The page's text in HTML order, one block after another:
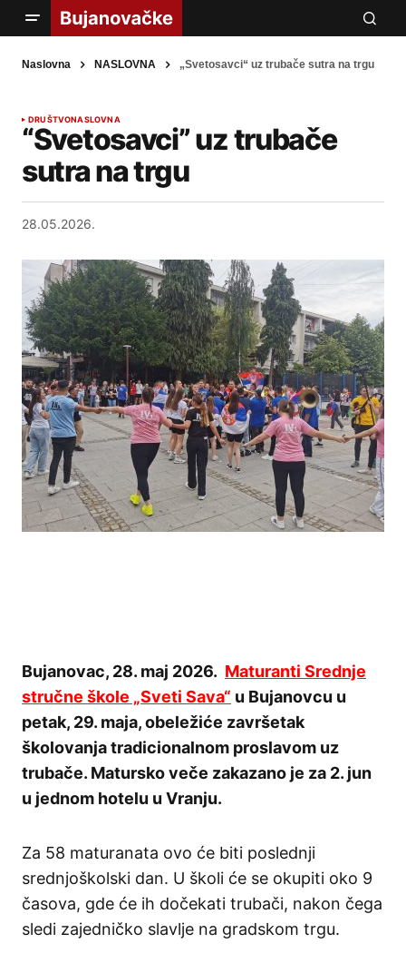
Naslovna NASLOVNA „Svetosavci“ uz trubače sutra na trgu
DRUŠTVONASLOVNA
“Svetosavci” uz trubače
sutra na trgu
28.05.2026.
Bujanovac, 28. maj 2026. Maturanti Srednje
stručne škole „Sveti Sava“ u Bujanovcu u
petak, 29. maja, obeležiće završetak
školovanja tradicionalnom proslavom uz
trubače. Matursko veče zakazano je za 2. jun
u jednom hotelu u Vranju.
Za 58 maturanata ovo će biti poslednji
srednjoškolski dan. U školi će se okupiti oko 9
časova, gde će ih dočekati trubači, nakon čega
sledi zajedničko slavlje na gradskom trgu.